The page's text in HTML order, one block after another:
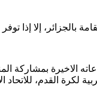
الى مراسلة الجامعة